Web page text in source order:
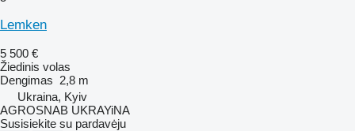
Lemken
5 500 €
Žiedinis volas
Dengimas 2,8 m
Ukraina, Kyiv
AGROSNAB UKRAYiNA
Susisiekite su pardavėju